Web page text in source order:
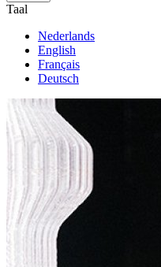
Taal
Nederlands
English
Français
Deutsch